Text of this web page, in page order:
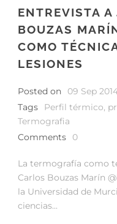
ENTREVISTA A
BOUZAS
COMO
LESIONES
Posted on
09 Sep
Tags
Perfil térmico,
Termografia
Comments
0
La termografía como
Carlos Bouzas Marín
la Universidad de
ciencias...